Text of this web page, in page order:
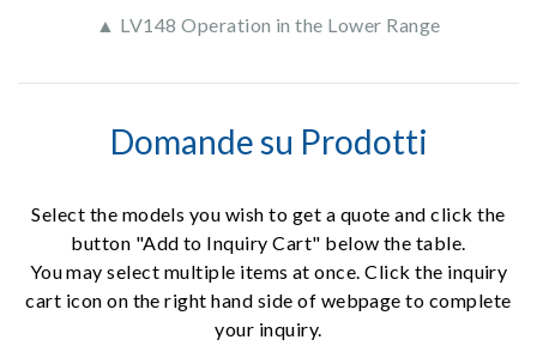
▲ LV148 Operation in the Lower Range
Domande su Prodotti
Select the models you wish to get a quote and click the
button "Add to Inquiry Cart" below the table.
You may select multiple items at once. Click the inquiry
cart icon on the right hand side of webpage to complete
your inquiry.